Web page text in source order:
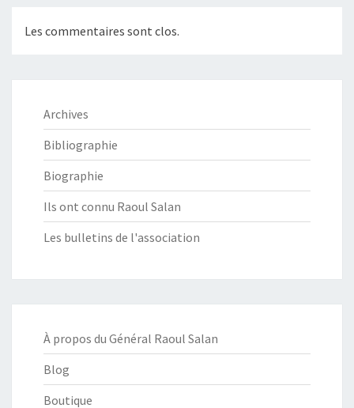
Les commentaires sont clos.
Archives
Bibliographie
Biographie
Ils ont connu Raoul Salan
Les bulletins de l'association
À propos du Général Raoul Salan
Blog
Boutique